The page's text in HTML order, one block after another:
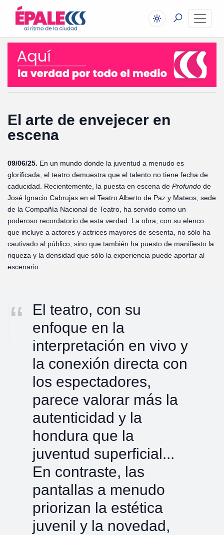
El arte de envejecer en
escena
09/06/25. En un mundo donde la juventud a menudo es
glorificada, el teatro demuestra que el talento no tiene fecha de
caducidad. Recientemente, la puesta en escena de Profundo de
José Ignacio Cabrujas en el Teatro Alberto de Paz y Mateos, sede
de la Compañía Nacional de Teatro, ha servido como un
poderoso recordatorio de esta verdad. La obra, con su elenco
que incluye a actores y actrices mayores de sesenta, no sólo ha
cautivado al público, sino que también ha puesto de manifiesto la
riqueza y la densidad que sólo la experiencia puede aportar al
escenario.
El teatro, con su
enfoque en la
interpretación en vivo y
la conexión directa con
los espectadores,
parece valorar más la
autenticidad y la
hondura que la
juventud superficial...
En contraste, las
pantallas a menudo
priorizan la estética
juvenil y la novedad,